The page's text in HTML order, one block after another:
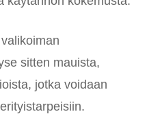
sitten mauista,
jotka voidaan